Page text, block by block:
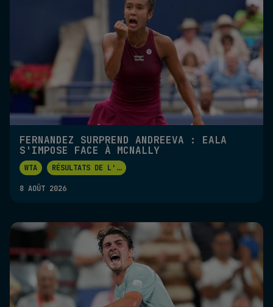
FERNANDEZ SURPREND ANDREEVA : EALA
S'IMPOSE FACE À MCNALLY
WTA RÉSULTATS DE L' ...
8 AOÛT 2026